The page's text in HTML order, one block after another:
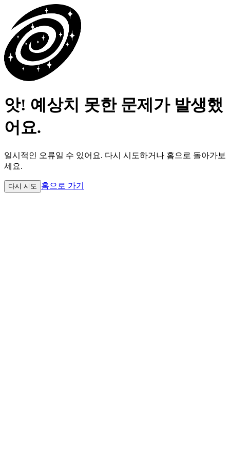
앗! 예상치 못한 문제가 발생했
어요.
일시적인 오류일 수 있어요. 다시 시도하거나 홈으로 돌아가보
세요.
다시 시도 홈으로 가기